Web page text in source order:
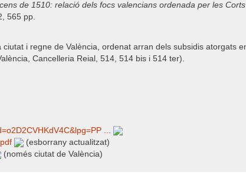
de 1510: relació dels focs valencians ordenada per les
565 pp.
i regne de València, ordenat arran dels subsidis atorgats
Cancelleria Reial, 514, 514 bis i 514 ter).
...
(esborrany actualitzat)
(només ciutat de València)